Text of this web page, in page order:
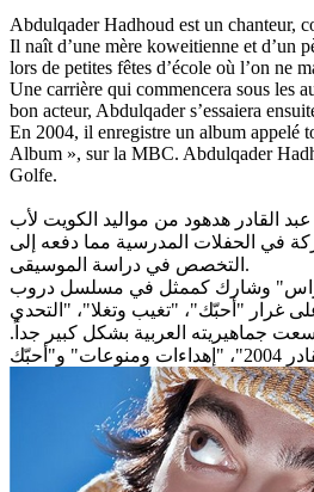
Abdulqader Hadhoud est un chanteur,
Il naît d’une mère koweitienne et d’un
lors de petites fêtes d’école où l’on ne
Une carrière qui commencera sous les
bon acteur, Abdulqader s’essaiera
En 2004, il enregistre un album appelé
Album », sur la MBC. Abdulqader
Golfe.
القادر هدهود من مواليد الكويت لأب
في الحفلات المدرسية مما دفعه إلى
التخصص في دراسة الموسيقى.
للفنون الموسيقية. بدأ عبد القادر مشواره الفني سنة 1999 حيث تعاقد مع شركة "نبراس" وشارك كممثل في مسلسل دروب
توسعت جماهيريته العربية بشكل كبير جداً.